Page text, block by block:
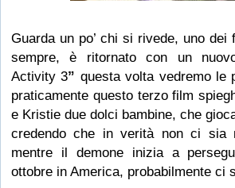
Guarda un po’ chi si rivede, uno
sempre, è ritornato con un
Activity 3” questa volta vedremo le
praticamente questo terzo film
e Kristie due dolci bambine, che
credendo che in verità non ci sia
mentre il demone inizia a
ottobre in America, probabilmente ci